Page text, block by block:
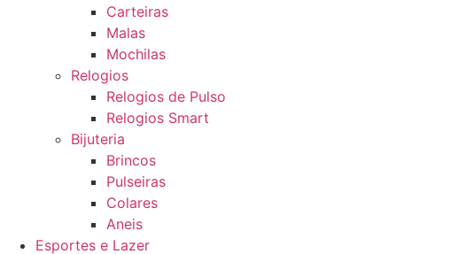
Carteiras
Malas
Mochilas
Relogios
Relogios de Pulso
Relogios Smart
Bijuteria
Brincos
Pulseiras
Colares
Aneis
Esportes e Lazer